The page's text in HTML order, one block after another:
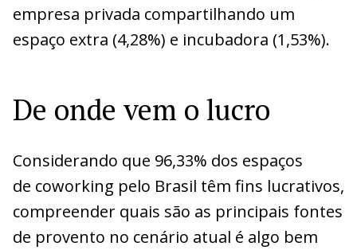
empresa privada compartilhando um
espaço extra (4,28%) e incubadora (1,53%).
De onde vem o lucro
Considerando que 96,33% dos espaços
de coworking pelo Brasil têm fins lucrativos,
compreender quais são as principais fontes
de provento no cenário atual é algo bem